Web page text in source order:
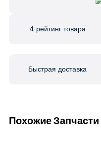
4 рейтинг товара
Быстрая доставка
Похожие Запчасти